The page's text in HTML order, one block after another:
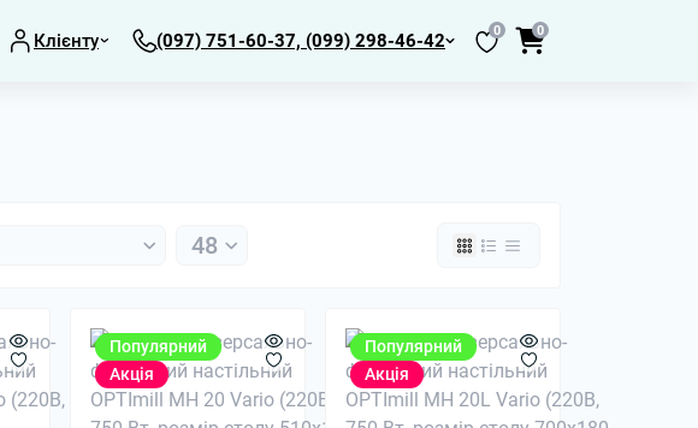
Координатні столи
Клієнту (097) 751-60-37, (099) 298-46-42 0 0
Популярний
Акція
Популярний
Акція